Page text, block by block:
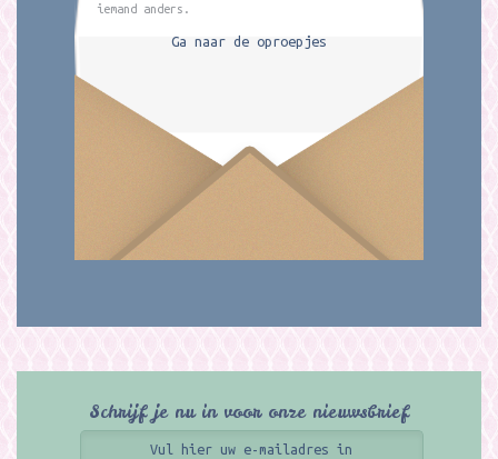
iemand anders.
Ga naar de oproepjes
Schrijf je nu in voor onze nieuwsbrief